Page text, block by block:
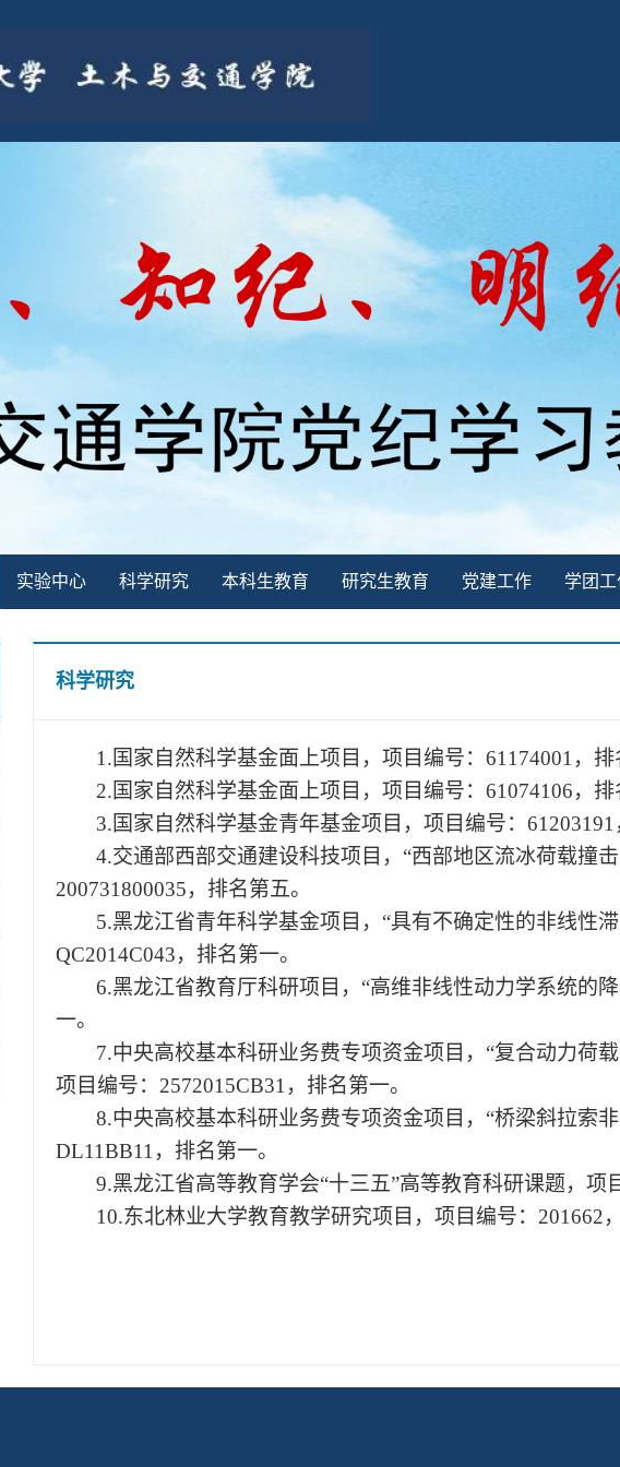
实验中心 科学研究 本科生教育 研究生教育 党建工作 学团
科学研究
1.国家自然科学基金面上项目，项目编号：61174001，排
2.国家自然科学基金面上项目，项目编号：61074106，排
3.国家自然科学基金青年基金项目，项目编号：61203191
4.交通部西部交通建设科技项目，“西部地区流冰荷载撞
200731800035，排名第五。
5.黑龙江省青年科学基金项目，“具有不确定性的非线性
QC2014C043，排名第一。
6.黑龙江省教育厅科研项目，“高维非线性动力学系统的
一。
7.中央高校基本科研业务费专项资金项目，“复合动力荷
项目编号：2572015CB31，排名第一。
8.中央高校基本科研业务费专项资金项目，“桥梁斜拉索
DL11BB11，排名第一。
9.黑龙江省高等教育学会“十三五”高等教育科研课题，项
10.东北林业大学教育教学研究项目，项目编号：201662